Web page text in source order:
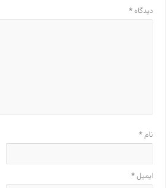
دیدگاه*
نام*
ایمیل*